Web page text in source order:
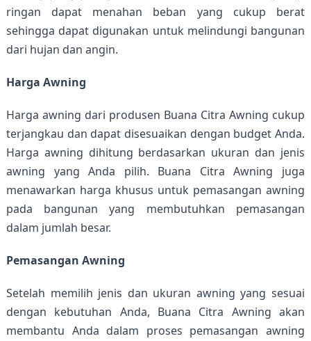
ringan dapat menahan beban yang cukup berat
sehingga dapat digunakan untuk melindungi bangunan
dari hujan dan angin.
Harga Awning
Harga awning dari produsen Buana Citra Awning cukup
terjangkau dan dapat disesuaikan dengan budget Anda.
Harga awning dihitung berdasarkan ukuran dan jenis
awning yang Anda pilih. Buana Citra Awning juga
menawarkan harga khusus untuk pemasangan awning
pada bangunan yang membutuhkan pemasangan
dalam jumlah besar.
Pemasangan Awning
Setelah memilih jenis dan ukuran awning yang sesuai
dengan kebutuhan Anda, Buana Citra Awning akan
membantu Anda dalam proses pemasangan awning